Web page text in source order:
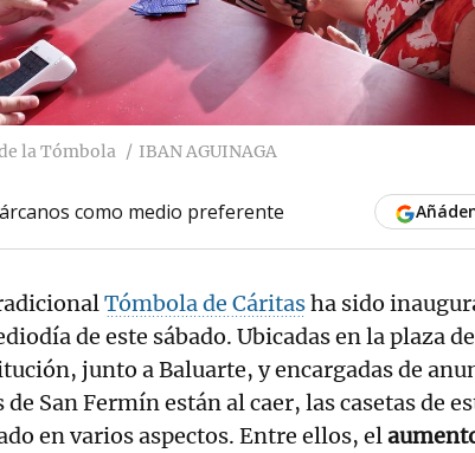
la Tómbola IBAN AGUINAGA
como medio preferente
Tómbola de Cáritasha sido
de este sábado. Ubicadas en la plaza
junto a Baluarte, y encargadas de
de San Fermín están al caer, las casetas de
en varios aspectos. Entre ellos, el